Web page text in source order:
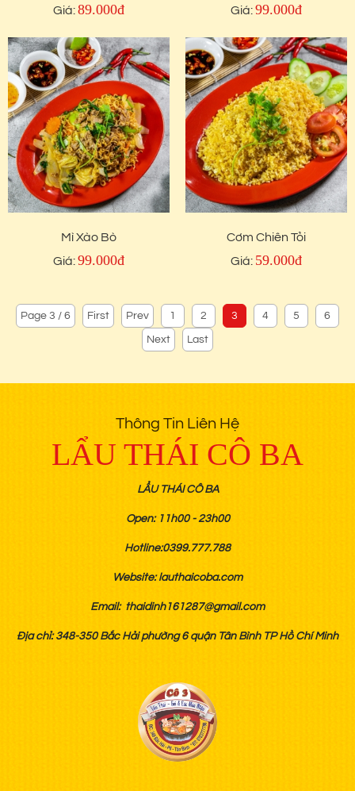
Giá:89.000đ
Giá:99.000đ
Mì Xào Bò
Giá:99.000đ
Cơm Chiên Tỏi
Giá: 59.000đ
Page 3 / 6 First Prev 1 2 3 4 5 6
Next Last
Thông Tin Liên Hệ
LẨU THÁI CÔ BA
LẨU THÁI CÔ BA
Open: 11h00 - 23h00
Hotline:0399.777.788
Website: lauthaicoba.com
Email: thaidinh161287@gmail.com
Địa chỉ: 348-350 Bắc Hải phường 6 quận Tân Bình TP Hồ Chí Minh